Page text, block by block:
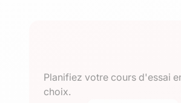
Planifiez votre cours d'essai
choix.